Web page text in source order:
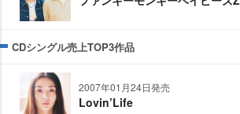
CDシングル売上TOP3作品
2007年01月24日発売
Lovin’Life